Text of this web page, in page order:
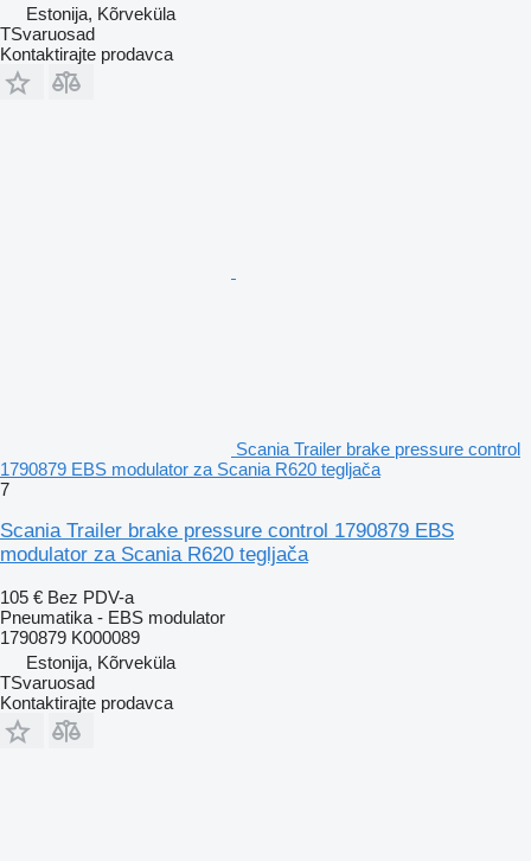
Estonija, Kõrveküla
TSvaruosad
Kontaktirajte prodavca
Scania Trailer brake pressure control
1790879 EBS modulator za Scania R620 tegljača
7
Scania Trailer brake pressure control 1790879 EBS
modulator za Scania R620 tegljača
105 € Bez PDV-a
Pneumatika - EBS modulator
1790879 K000089
Estonija, Kõrveküla
TSvaruosad
Kontaktirajte prodavca